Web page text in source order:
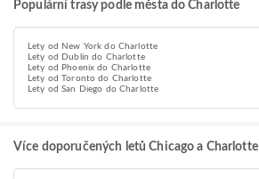
Populární trasy podle města do Charlotte
Lety od New York do Charlotte
Lety od Dublin do Charlotte
Lety od Phoenix do Charlotte
Lety od Toronto do Charlotte
Lety od San Diego do Charlotte
Více doporučených letů Chicago a Charlotte